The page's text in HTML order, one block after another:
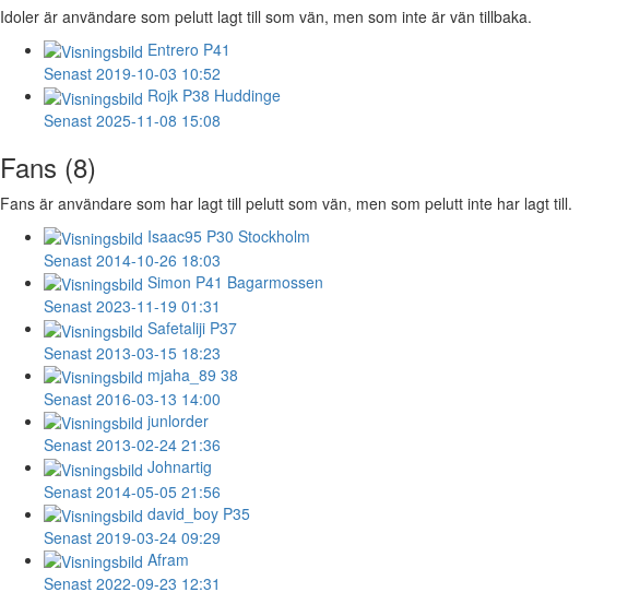
Idoler är användare som pelutt lagt till som vän, men som inte är vän tillbaka.
Entrero P41
Senast 2019-10-03 10:52
Rojk P38 Huddinge
Senast 2025-11-08 15:08
Fans (8)
Fans är användare som har lagt till pelutt som vän, men som pelutt inte har lagt till.
Isaac95 P30 Stockholm
Senast 2014-10-26 18:03
Simon P41 Bagarmossen
Senast 2023-11-19 01:31
Safetaliji P37
Senast 2013-03-15 18:23
mjaha_89 38
Senast 2016-03-13 14:00
junlorder
Senast 2013-02-24 21:36
Johnartig
Senast 2014-05-05 21:56
david_boy P35
Senast 2019-03-24 09:29
Afram
Senast 2022-09-23 12:31